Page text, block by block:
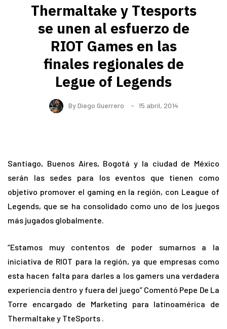
Thermaltake y Ttesports
se unen al esfuerzo de
RIOT Games en las
finales regionales de
Legue of Legends
ByDiego Guerrero 15 abril, 2014
Santiago, Buenos Aires, Bogotá y la ciudad de México
serán las sedes para los eventos que tienen como
objetivo promover el gaming en la región, con League of
Legends, que se ha consolidado como uno de los juegos
más jugados globalmente.
“Estamos muy contentos de poder sumarnos a la
iniciativa de RIOT para la región, ya que empresas como
esta hacen falta para darles a los gamers una verdadera
experiencia dentro y fuera del juego” Comentó Pepe De La
Torre encargado de Marketing para latinoamérica de
Thermaltake y TteSports .